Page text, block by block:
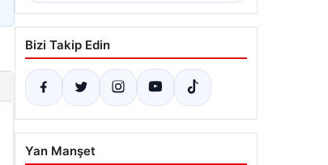
Bizi Takip Edin
Yan Manşet